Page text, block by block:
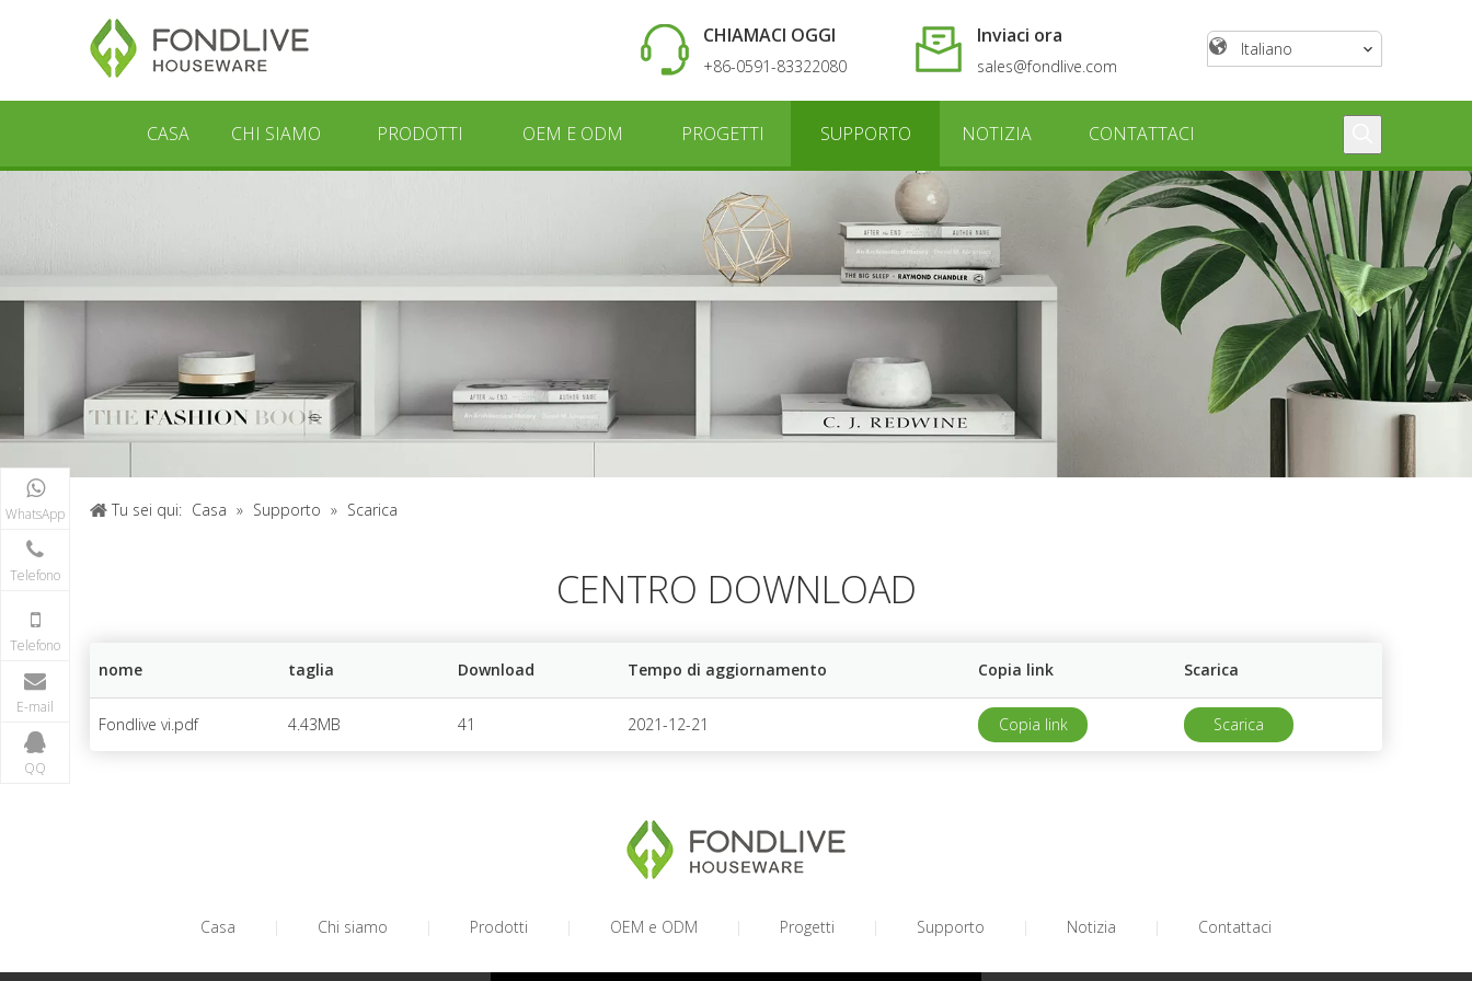
CHIAMACI OGGI
+86-0591-83322080
Inviaci ora
sales@fondlive.com
Italiano
CASA CHI SIAMO PRODOTTI OEM E ODM PROGETTI SUPPORTO NOTIZIA CONTATTACI
Tu sei qui: Casa » Supporto » Scarica
CENTRO DOWNLOAD
nome taglia Download Tempo di aggiornamento Copia link Scarica
Fondlive vi.pdf 4.43MB 41 2021-12-21 Copia link Scarica
Casa | Chi siamo | Prodotti | OEM e ODM | Progetti | Supporto | Notizia | Contattaci
WhatsApp
Telefono
Telefono
E-mail
QQ